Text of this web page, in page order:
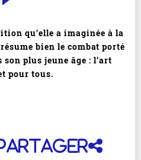
qu’elle a imaginée à la
bien le combat porté
plus jeune âge : l’art
pour tous.